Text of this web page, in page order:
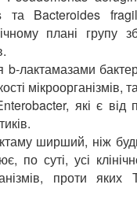
Bacteroides
плані групу
b-лактамазами
мікроорганізмів,
які є від
ширший, ніж
по суті, усі
проти